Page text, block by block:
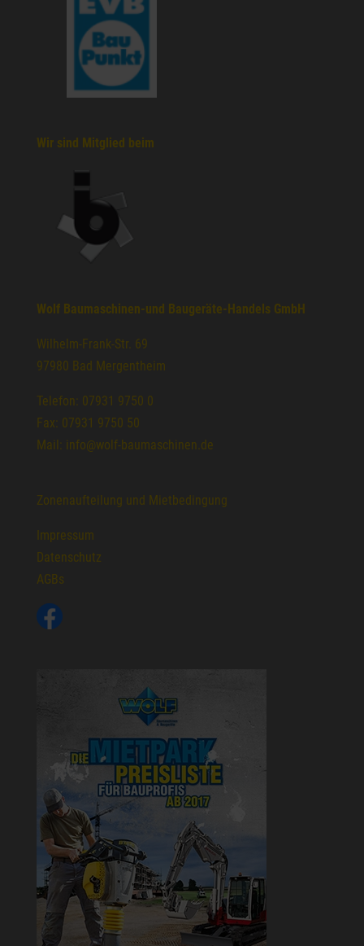
Wir sind Mitglied beim
Wolf Baumaschinen-und Baugeräte-Handels GmbH
Wilhelm-Frank-Str. 69
97980 Bad Mergentheim
Telefon: 07931 9750 0
Fax: 07931 9750 50
Mail: info@wolf-baumaschinen.de
Zonenaufteilung und Mietbedingung
Impressum
Datenschutz
AGBs